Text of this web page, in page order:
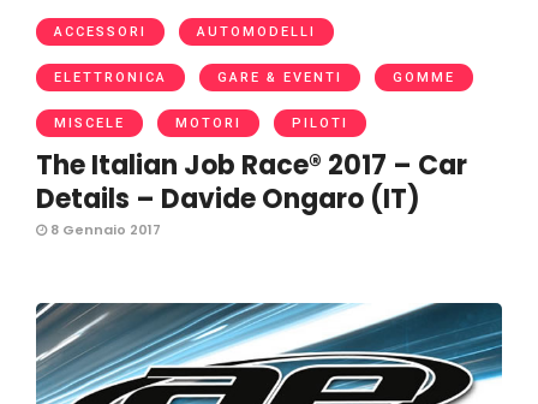
ACCESSORI AUTOMODELLI
ELETTRONICA GARE & EVENTI GOMME
MISCELE MOTORI PILOTI
The Italian Job Race® 2017 – Car
Details – Davide Ongaro (IT)
8 Gennaio 2017